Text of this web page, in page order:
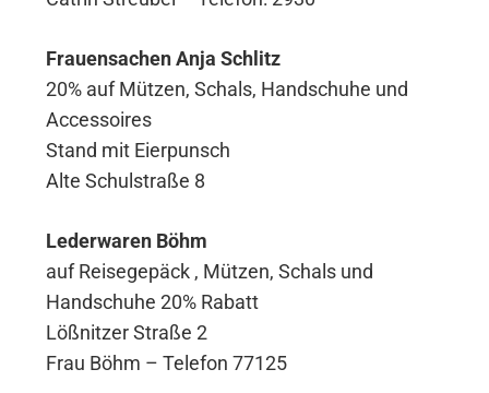
Frauensachen Anja Schlitz
20% auf Mützen, Schals, Handschuhe und
Accessoires
Stand mit Eierpunsch
Alte Schulstraße 8
Lederwaren Böhm
auf Reisegepäck , Mützen, Schals und
Handschuhe 20% Rabatt
Lößnitzer Straße 2
Frau Böhm – Telefon 77125